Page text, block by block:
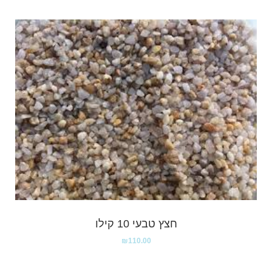
חצץ טבעי 10 קילו
₪110.00